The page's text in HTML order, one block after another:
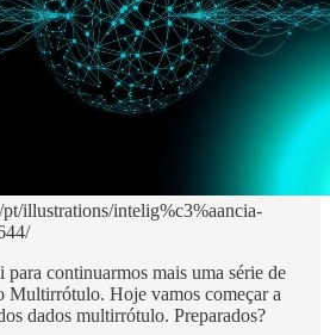
illustrations/intelig%c3%aancia-
continuarmos mais uma série de
Multirrótulo. Hoje vamos começar a
dados multirrótulo. Preparados?